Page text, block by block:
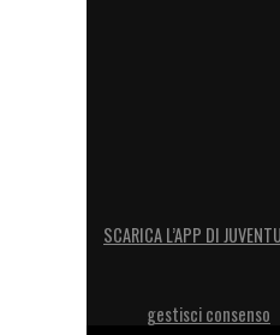
SCARICA L’APP DI
gestisci consenso